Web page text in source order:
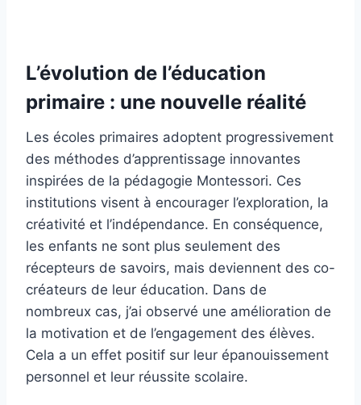
L’évolution de l’éducation
primaire : une nouvelle réalité
Les écoles primaires adoptent progressivement
des méthodes d’apprentissage innovantes
inspirées de la pédagogie Montessori. Ces
institutions visent à encourager l’exploration, la
créativité et l’indépendance. En conséquence,
les enfants ne sont plus seulement des
récepteurs de savoirs, mais deviennent des co-
créateurs de leur éducation. Dans de
nombreux cas, j’ai observé une amélioration de
la motivation et de l’engagement des élèves.
Cela a un effet positif sur leur épanouissement
personnel et leur réussite scolaire.